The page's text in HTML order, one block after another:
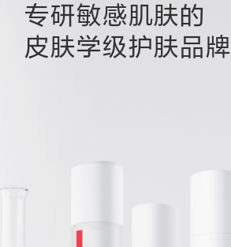
专研敏感肌肤的
皮肤学级护肤品牌